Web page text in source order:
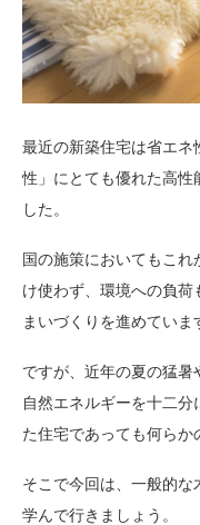
最近の新築住宅は省エネ
性」にとても優れた高性
した。
国の施策においてもこ
け使わず、環境への負
まいづくりを進めていま
ですが、近年の夏の猛
自然エネルギーを十二
た住宅であっても何らか
そこで今回は、一般的
学んで行きましょう。